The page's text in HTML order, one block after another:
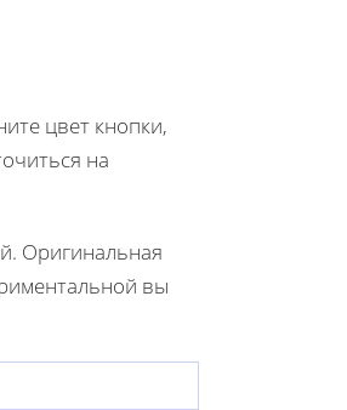
цвет кнопки,
на
Оригинальная
вы